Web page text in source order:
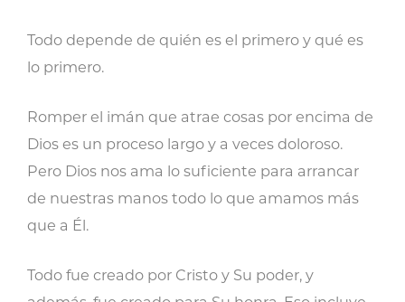
Todo depende de quién es el primero y qué es
lo primero.
Romper el imán que atrae cosas por encima de
Dios es un proceso largo y a veces doloroso.
Pero Dios nos ama lo suficiente para arrancar
de nuestras manos todo lo que amamos más
que a Él.
Todo fue creado por Cristo y Su poder, y